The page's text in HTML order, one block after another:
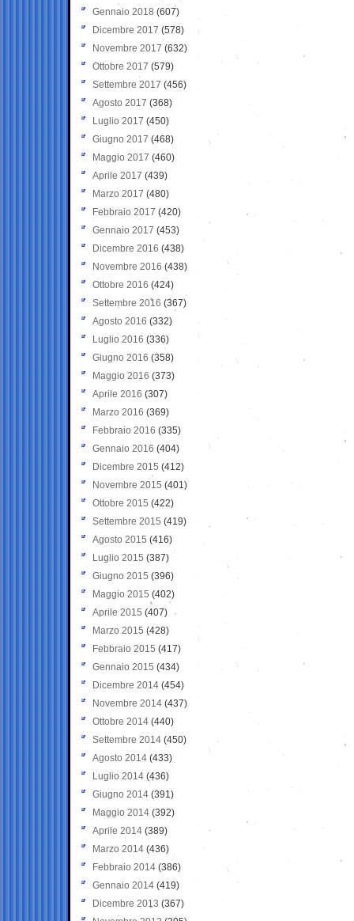
Gennaio 2018 (607)
Dicembre 2017 (578)
Novembre 2017 (632)
Ottobre 2017 (579)
Settembre 2017 (456)
Agosto 2017 (368)
Luglio 2017 (450)
Giugno 2017 (468)
Maggio 2017 (460)
Aprile 2017 (439)
Marzo 2017 (480)
Febbraio 2017 (420)
Gennaio 2017 (453)
Dicembre 2016 (438)
Novembre 2016 (438)
Ottobre 2016 (424)
Settembre 2016 (367)
Agosto 2016 (332)
Luglio 2016 (336)
Giugno 2016 (358)
Maggio 2016 (373)
Aprile 2016 (307)
Marzo 2016 (369)
Febbraio 2016 (335)
Gennaio 2016 (404)
Dicembre 2015 (412)
Novembre 2015 (401)
Ottobre 2015 (422)
Settembre 2015 (419)
Agosto 2015 (416)
Luglio 2015 (387)
Giugno 2015 (396)
Maggio 2015 (402)
Aprile 2015 (407)
Marzo 2015 (428)
Febbraio 2015 (417)
Gennaio 2015 (434)
Dicembre 2014 (454)
Novembre 2014 (437)
Ottobre 2014 (440)
Settembre 2014 (450)
Agosto 2014 (433)
Luglio 2014 (436)
Giugno 2014 (391)
Maggio 2014 (392)
Aprile 2014 (389)
Marzo 2014 (436)
Febbraio 2014 (386)
Gennaio 2014 (419)
Dicembre 2013 (367)